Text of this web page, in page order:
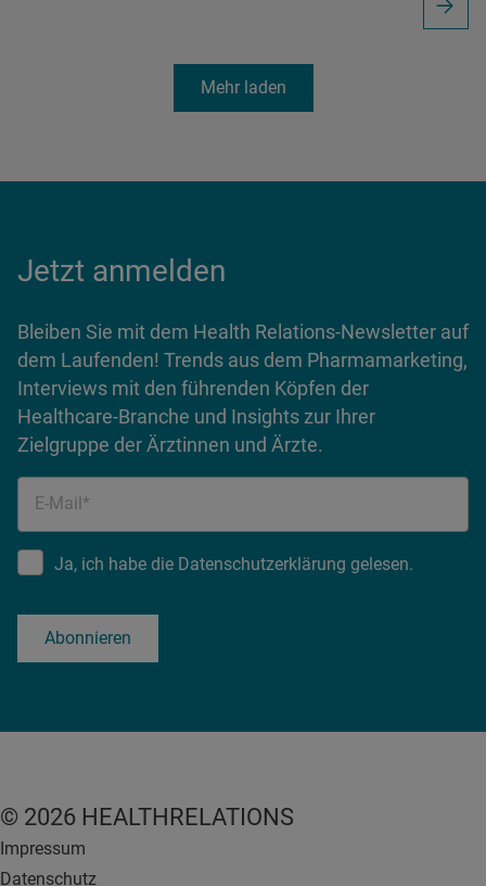
Mehr laden
Jetzt anmelden
Bleiben Sie mit dem Health Relations-Newsletter auf
dem Laufenden! Trends aus dem Pharmamarketing,
Interviews mit den führenden Köpfen der
Healthcare-Branche und Insights zur Ihrer
Zielgruppe der Ärztinnen und Ärzte.
E-Mail*
Ja, ich habe die Datenschutzerklärung gelesen.
Abonnieren
© 2026 HEALTHRELATIONS
Impressum
Datenschutz